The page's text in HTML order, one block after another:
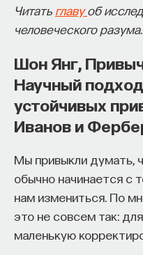
Читать главуоб
человеческого разума.
Шон Янг,
Научный
устойчивых
Иванов и
Мы привыкли думать,
обычно начинается с
нам измениться. По
это не совсем так:
маленькую
больницы № 3.
НАПИСАТЬ НАМ
НАД МАТЕРИАЛОМ
Михаил
МГМУ им. И. М.
и уменьшает
морда дракончика
никто из нас никогда
ни драконов, ни
ее как выпуклую, и
приходится
и движении объекта,
опытом и входящим
давно
образ